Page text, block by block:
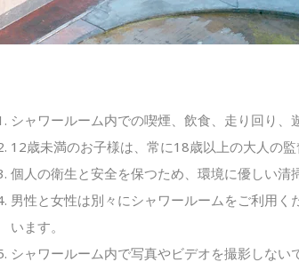
シャワールーム内での喫煙、飲食、走り回り、
12歳未満のお子様は、常に18歳以上の大人の監
個人の衛生と安全を保つため、環境に優しい清
男性と女性は別々にシャワールームをご利用
います。
シャワールーム内で写真やビデオを撮影しな